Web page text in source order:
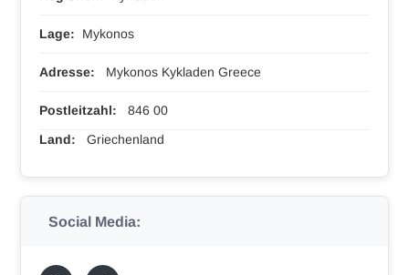
Lage: Mykonos
Adresse: Mykonos Kykladen Greece
Postleitzahl:
846 00
Land:
Griechenland
Social Media: